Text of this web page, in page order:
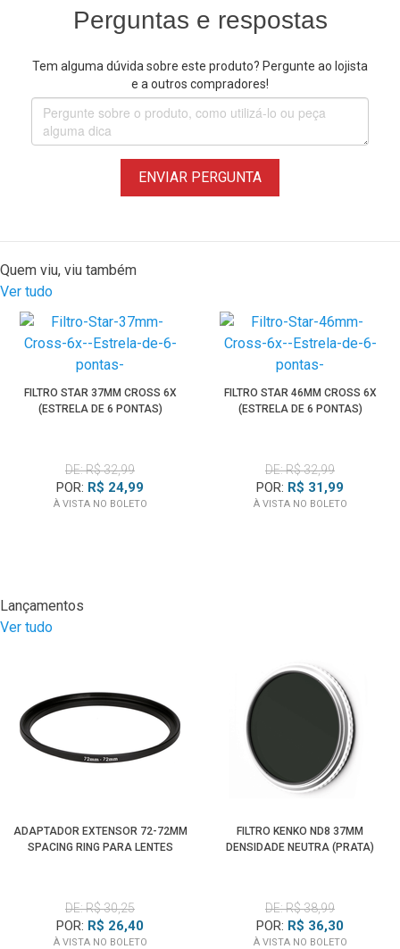
Perguntas e respostas
Tem alguma dúvida sobre este produto? Pergunte ao lojista
e a outros compradores!
ENVIAR PERGUNTA
Quem viu, viu também
Ver tudo
FILTRO STAR 37MM CROSS 6X
(ESTRELA DE 6 PONTAS)
DE: R$ 32,99
POR: R$ 24,99
À VISTA NO BOLETO
FILTRO STAR 46MM CROSS 6X
(ESTRELA DE 6 PONTAS)
DE: R$ 32,99
POR: R$ 31,99
À VISTA NO BOLETO
Lançamentos
Ver tudo
ADAPTADOR EXTENSOR 72-72MM
SPACING RING PARA LENTES
DE: R$ 30,25
POR: R$ 26,40
À VISTA NO BOLETO
FILTRO KENKO ND8 37MM
DENSIDADE NEUTRA (PRATA)
DE: R$ 38,99
POR: R$ 36,30
À VISTA NO BOLETO